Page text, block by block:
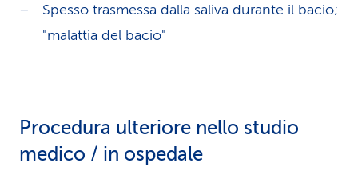
Spesso trasmessa dalla saliva durante il bacio;
"malattia del bacio"
Procedura ulteriore nello studio
medico / in ospedale